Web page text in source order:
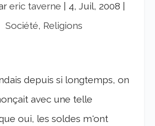
eric taverne 4, Juil, 2008
Société, Religions
depuis si longtemps, on
avec une telle
oui, les soldes m'ont